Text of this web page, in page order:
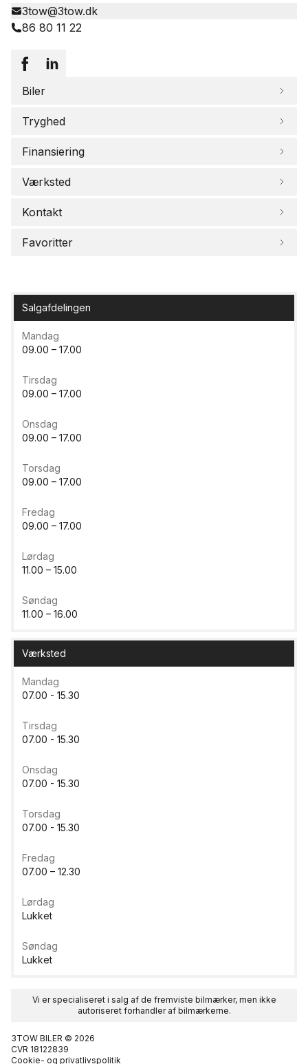
3tow@3tow.dk
86 80 11 22
Biler
Tryghed
Finansiering
Værksted
Kontakt
Favoritter
Salgafdelingen
Mandag
09.00 – 17.00
Tirsdag
09.00 – 17.00
Onsdag
09.00 – 17.00
Torsdag
09.00 – 17.00
Fredag
09.00 – 17.00
Lørdag
11.00 – 15.00
Søndag
11.00 – 16.00
Værksted
Mandag
07.00 - 15.30
Tirsdag
07.00 - 15.30
Onsdag
07.00 - 15.30
Torsdag
07.00 - 15.30
Fredag
07.00 – 12.30
Lørdag
Lukket
Søndag
Lukket
Vi er specialiseret i salg af de fremviste bilmærker, men ikke
autoriseret forhandler af bilmærkerne.
3TOW BILER © 2026
CVR 18122839
Cookie- og privatlivspolitik